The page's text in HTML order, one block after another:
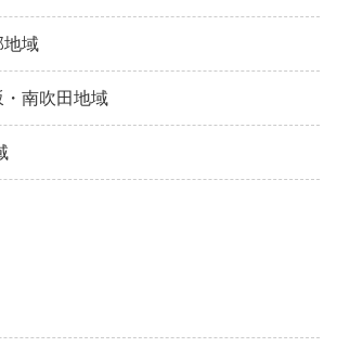
地域
・南吹田地域